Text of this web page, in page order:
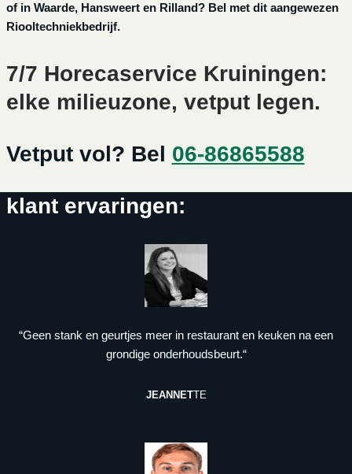
of in Waarde, Hansweert en Rilland? Bel met dit aangewezen
Riooltechniekbedrijf.
7/7 Horecaservice Kruiningen:
elke milieuzone, vetput legen.
Vetput vol? Bel 06-86865588
klant ervaringen:
“Geen stank en geurtjes meer in restaurant en keuken na een
grondige onderhoudsbeurt.“
JEANNETTE